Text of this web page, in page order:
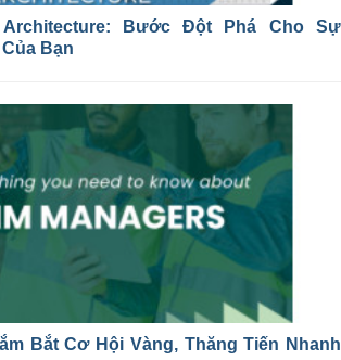
Architecture: Bước Đột Phá Cho Sự
Bạn
Bắt Cơ Hội Vàng, Thăng Tiến Nhanh